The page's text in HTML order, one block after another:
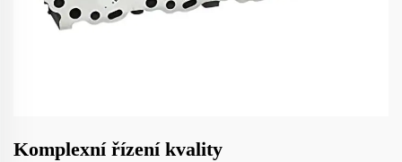
Komplexní řízení kvality